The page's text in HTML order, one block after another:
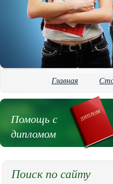
Главная
Помощь с
дипломом
Поиск по сайту